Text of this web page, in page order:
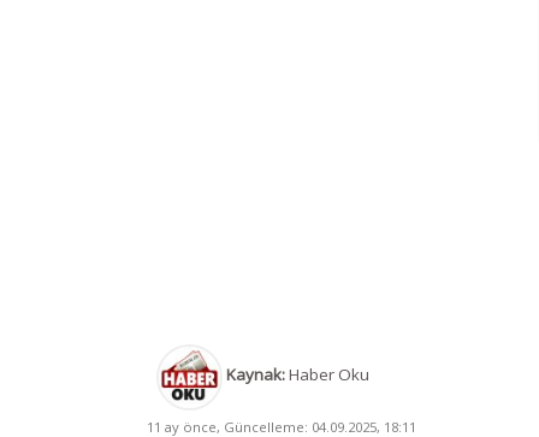
Kaynak:Haber Oku
11 ay önce, Güncelleme: 04.09.2025, 18:11